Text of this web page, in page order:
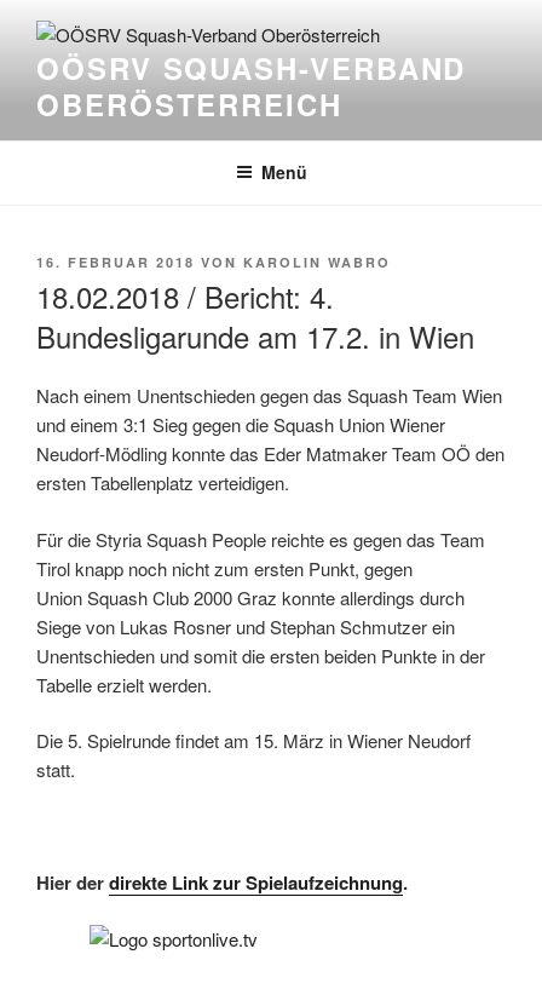
Inhalt
springenOÖSRV SQUASH-VERBAND
OBERÖSTERREICH
Menü
VERÖFFENTLICHT
16. FEBRUAR 2018 VON KAROLIN WABRO
18.02.2018 / Bericht: 4.
Bundesligarunde am 17.2. in Wien
Nach einem Unentschieden gegen das Squash Team Wien
und einem 3:1 Sieg gegen die Squash Union Wiener
Neudorf-Mödling konnte das Eder Matmaker Team OÖ den
ersten Tabellenplatz verteidigen.
Für die Styria Squash People reichte es gegen das Team
Tirol knapp noch nicht zum ersten Punkt, gegen
Union Squash Club 2000 Graz konnte allerdings durch
Siege von Lukas Rosner und Stephan Schmutzer ein
Unentschieden und somit die ersten beiden Punkte in der
Tabelle erzielt werden.
Die 5. Spielrunde findet am 15. März in Wiener Neudorf
statt.
Hier derdirekte Link zur Spielaufzeichnung.